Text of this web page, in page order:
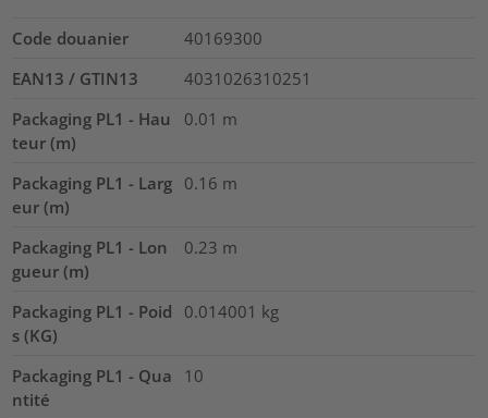
Code douanier
40169300
EAN13 / GTIN13
4031026310251
Packaging PL1 - Hau
teur (m)
0.01 m
Packaging PL1 - Larg
eur (m)
0.16 m
Packaging PL1 - Lon
gueur (m)
0.23 m
Packaging PL1 - Poid
s (KG)
0.014001 kg
Packaging PL1 - Qua
ntité
10